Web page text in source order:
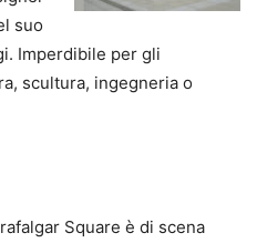
suo
Imperdibile per gli
scultura, ingegneria o
Square è di scena